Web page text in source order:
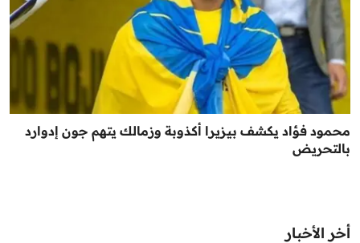
محمود فؤاد يكشف بيزيرا أكذوبة وزمالك يتهم جون إدوارد
بالتحريض
أخر الأخبار